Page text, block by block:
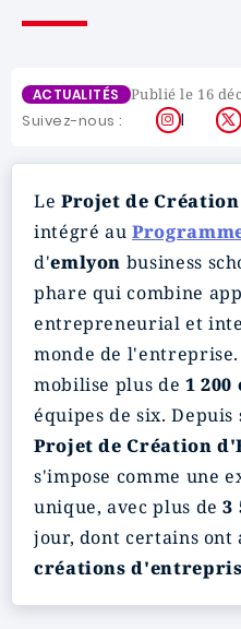
ACTUALITÉS Publié le 16
Suivez-nous :
Le Projet de
intégré au
d'emlyon business
phare qui combine
entrepreneurial et
monde de
mobilise plus de 1
équipes de six.
Projet de Création
s'impose comme une
unique, avec plus de3
jour, dont certains ont
créations